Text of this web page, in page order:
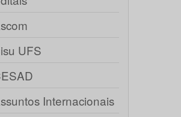
UFS
Internacionais